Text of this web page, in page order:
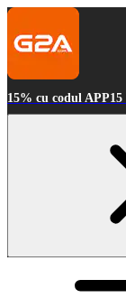
15% cu codul